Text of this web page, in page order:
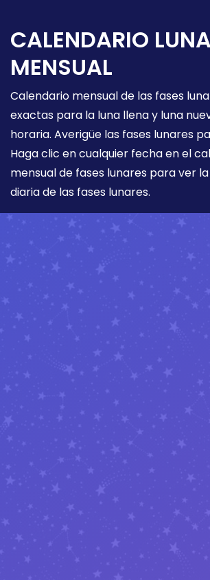
CALENDARIO
MENSUAL
Calendario mensual de las fases
exactas para la luna llena y luna
horaria. Averigüe las fases lunares
Haga clic en cualquier fecha en el
mensual de fases lunares para ver
diaria de las fases lunares.